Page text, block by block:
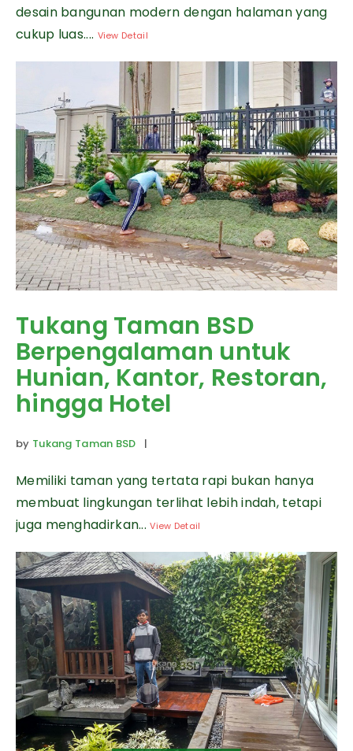
desain bangunan modern dengan halaman yang
cukup luas.... View Detail
Tukang Taman BSD
Berpengalaman untuk
Hunian, Kantor, Restoran,
hingga Hotel
by Tukang Taman BSD |
Memiliki taman yang tertata rapi bukan hanya
membuat lingkungan terlihat lebih indah, tetapi
juga menghadirkan...View Detail